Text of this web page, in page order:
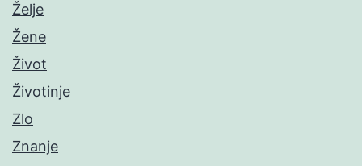
Želje
Žene
Život
Životinje
Zlo
Znanje